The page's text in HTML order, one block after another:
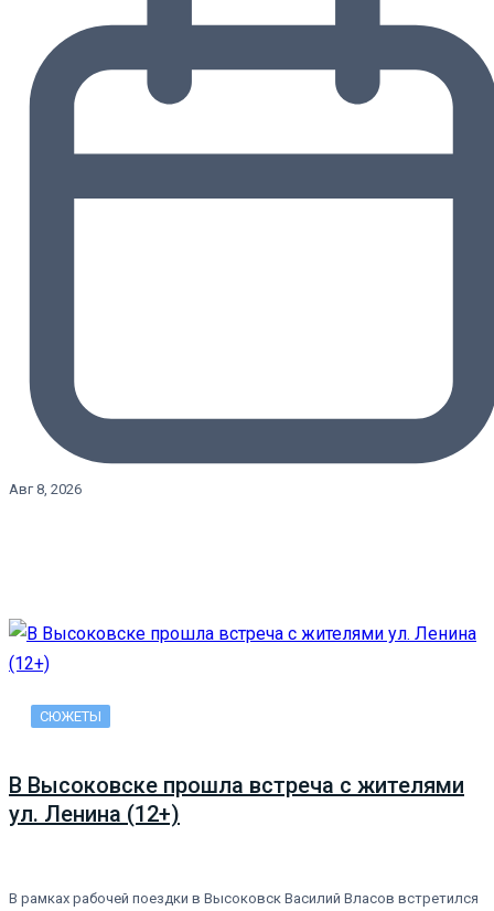
Авг 8, 2026
СЮЖЕТЫ
В Высоковске прошла встреча с жителями
ул. Ленина (12+)
В рамках рабочей поездки в Высоковск Василий Власов встретился